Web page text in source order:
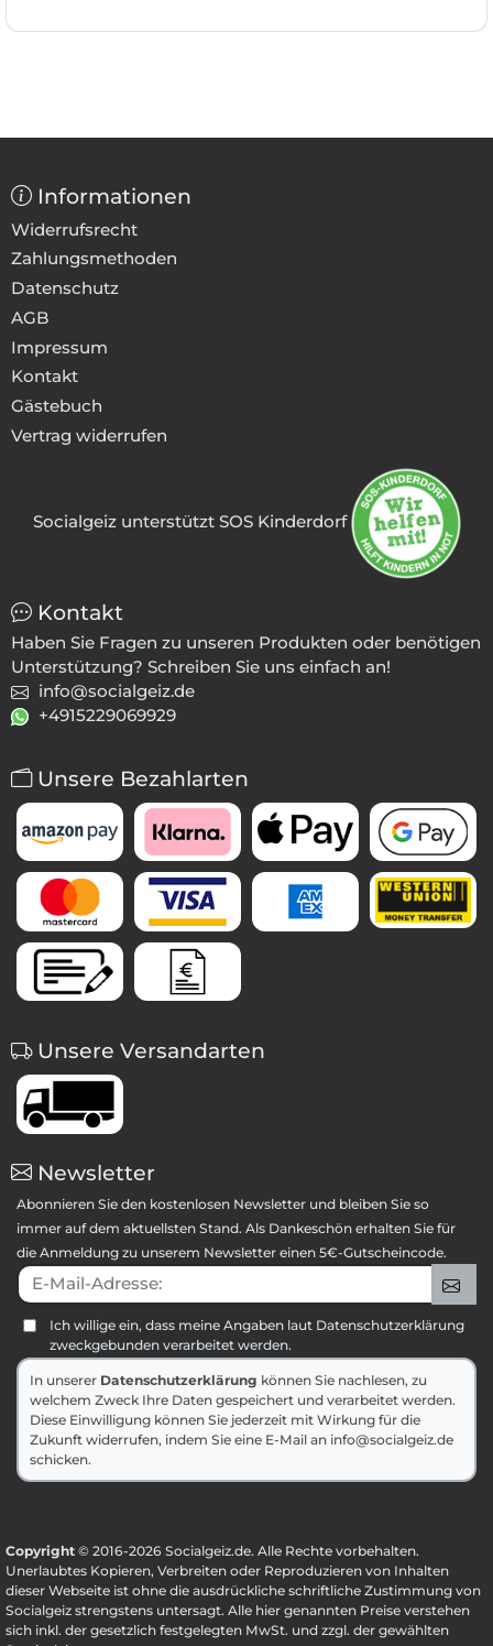
Informationen
Widerrufsrecht
Zahlungsmethoden
Datenschutz
AGB
Impressum
Kontakt
Gästebuch
Vertrag widerrufen
Socialgeiz unterstützt SOS Kinderdorf
Kontakt
Haben Sie Fragen zu unseren Produkten oder benötigen
Unterstützung? Schreiben Sie uns einfach an!
info@socialgeiz.de
+4915229069929
Unsere Bezahlarten
Unsere Versandarten
Newsletter
Abonnieren Sie den kostenlosen Newsletter und bleiben Sie so
immer auf dem aktuellsten Stand. Als Dankeschön erhalten Sie für
die Anmeldung zu unserem Newsletter einen 5€-Gutscheincode.
E-Mail-Adresse:
Ich willige ein, dass meine Angaben laut Datenschutzerklärung
zweckgebunden verarbeitet werden.
In unserer Datenschutzerklärung können Sie nachlesen, zu
welchem Zweck Ihre Daten gespeichert und verarbeitet werden.
Diese Einwilligung können Sie jederzeit mit Wirkung für die
Zukunft widerrufen, indem Sie eine E-Mail an info@socialgeiz.de
schicken.
Copyright © 2016-2026 Socialgeiz.de. Alle Rechte vorbehalten.
Unerlaubtes Kopieren, Verbreiten oder Reproduzieren von Inhalten
dieser Webseite ist ohne die ausdrückliche schriftliche Zustimmung von
Socialgeiz strengstens untersagt. Alle hier genannten Preise verstehen
sich inkl. der gesetzlich festgelegten MwSt. und zzgl. der gewählten